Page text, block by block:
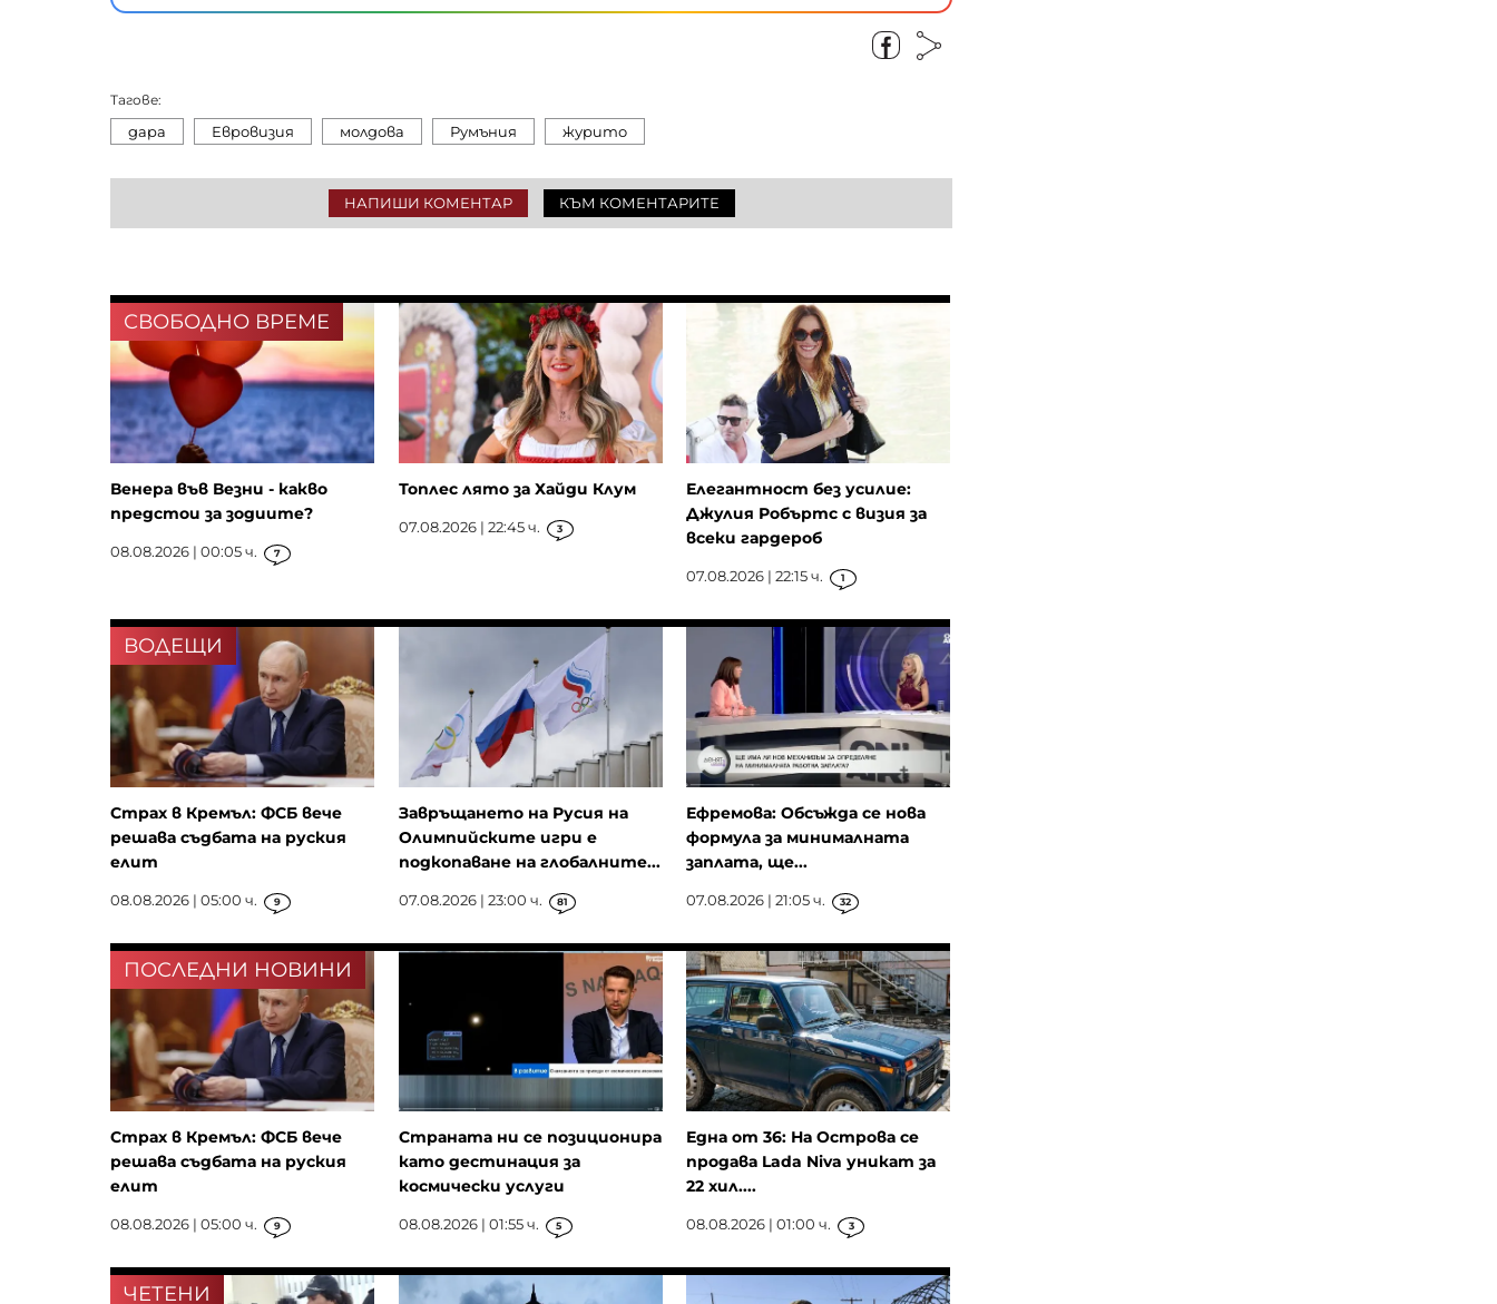
Тагове:
дара Евровизия молдова Румъния журито
НАПИШИ КОМЕНТАР КЪМ КОМЕНТАРИТЕ
СВОБОДНО ВРЕМЕ
Венера във Везни - какво
предстои за зодиите?
08.08.2026 | 00:05 ч. 7
Топлес лято за Хайди Клум
07.08.2026 | 22:45 ч. 3
Елегантност без усилие:
Джулия Робъртс с визия за
всеки гардероб
07.08.2026 | 22:15 ч. 1
ВОДЕЩИ
Страх в Кремъл: ФСБ вече
решава съдбата на руския
елит
08.08.2026 | 05:00 ч. 9
Завръщането на Русия на
Олимпийските игри е
подкопаване на глобалните...
07.08.2026 | 23:00 ч. 81
Ефремова: Обсъжда се нова
формула за минималната
заплата, ще...
07.08.2026 | 21:05 ч. 32
ПОСЛЕДНИ НОВИНИ
Страх в Кремъл: ФСБ вече
решава съдбата на руския
елит
08.08.2026 | 05:00 ч. 9
Страната ни се позиционира
като дестинация за
космически услуги
08.08.2026 | 01:55 ч. 5
Една от 36: На Острова се
продава Lada Niva уникат за
22 хил....
08.08.2026 | 01:00 ч. 3
ЧЕТЕНИ